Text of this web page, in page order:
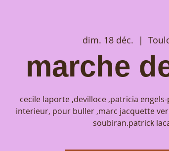
dim. 18 déc.
  |
marche
cecile laporte ,devilloce ,patricia
interieur, pour buller ,marc jacquette
soubiran.patrick